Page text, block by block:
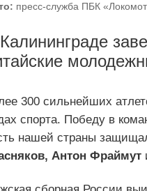
пресс-служба ПБК
300 сильнейших
спорта. Победу в
нашей страны
Антон Фраймут